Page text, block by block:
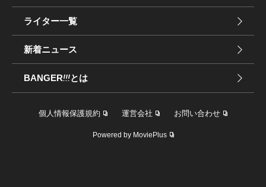
ライター一覧
新着ニュース
BANGER!!!とは
個人情報保護規約 運営会社 お問い合わせ
Powered by MoviePlus